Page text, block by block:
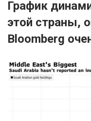
График
этой страны,
Bloomberg